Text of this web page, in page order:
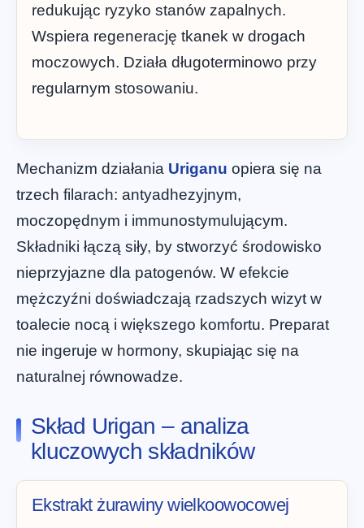
redukując ryzyko stanów zapalnych.
Wspiera regenerację tkanek w drogach
moczowych. Działa długoterminowo przy
regularnym stosowaniu.
Mechanizm działania Uriganu opiera się na
trzech filarach: antyadhezyjnym,
moczopędnym i immunostymulującym.
Składniki łączą siły, by stworzyć środowisko
nieprzyjazne dla patogenów. W efekcie
mężczyźni doświadczają rzadszych wizyt w
toalecie nocą i większego komfortu. Preparat
nie ingeruje w hormony, skupiając się na
naturalnej równowadze.
Skład Urigan – analiza
kluczowych składników
Ekstrakt żurawiny wielkoowocowej